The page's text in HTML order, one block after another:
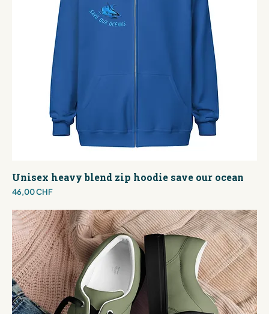
Unisex heavy blend zip hoodie save our ocean
Preis
46,00 CHF